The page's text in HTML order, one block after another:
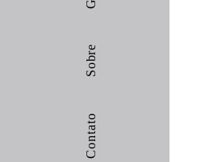
Sobre
Contato